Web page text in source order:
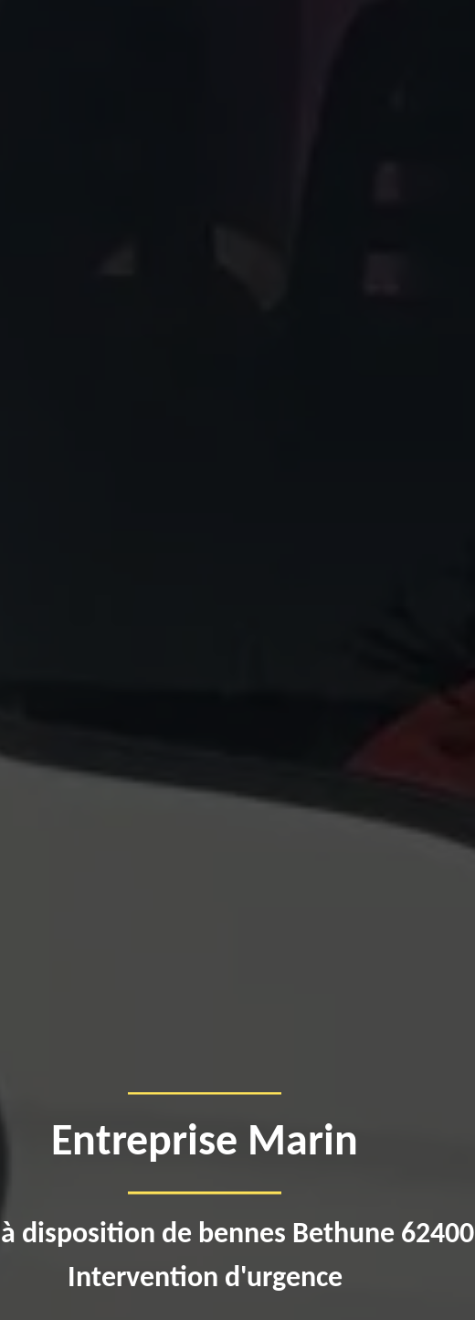
Entreprise Marin
disposition de bennes Bethune 62400
Intervention d'urgence